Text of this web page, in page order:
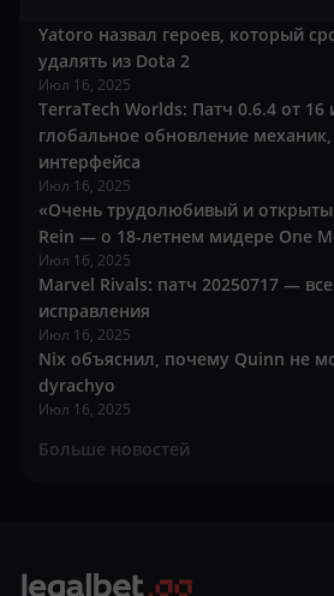
Yatoro назвал героев, который
удалять из Dota 2
Июл 16, 2025
TerraTech Worlds: Патч 0.6.4 от
глобальное обновление
интерфейса
Июл 16, 2025
«Очень трудолюбивый и
Rein — о 18-летнем мидере One
Июл 16, 2025
Marvel Rivals: патч 20250717 —
исправления
Июл 16, 2025
Nix объяснил, почему Quinn не
dyrachyo
Июл 16, 2025
Больше новостей